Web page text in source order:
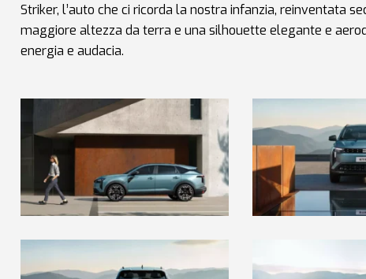
Striker, l’auto che ci ricorda la nostra infanzia, reinventata
maggiore altezza da terra e una silhouette elegante e
energia e audacia.